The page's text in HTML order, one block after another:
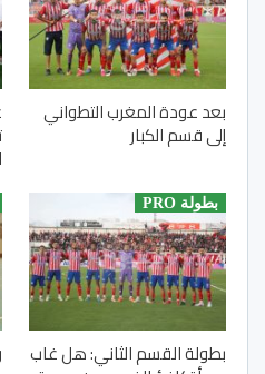
بعد عودة المغرب التطواني
إلى قسم الكبار
بطولة PRO
بطولة القسم الثاني: هل غاب